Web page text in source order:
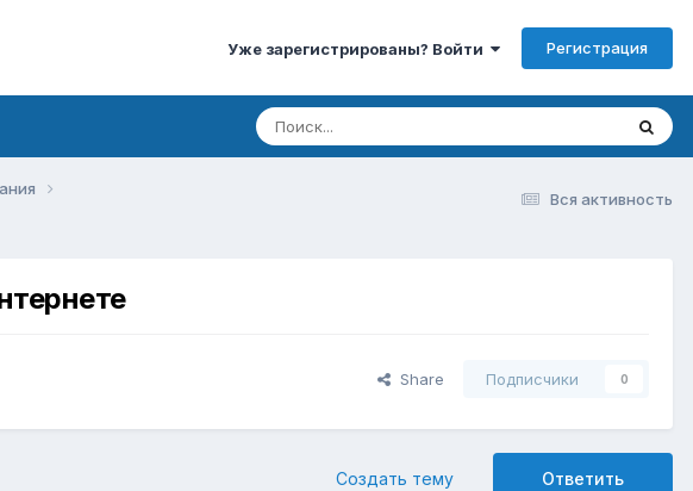
Уже зарегистрированы? Войти Регистрация
Вся активность
Share Подписчики 0
Ответить
Создать тему